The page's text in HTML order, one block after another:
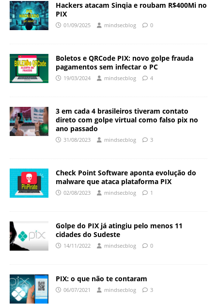
Hackers atacam Sinqia e roubam R$400Mi no
PIX
01/09/2025 mindsecblog 0
Boletos e QRCode PIX: novo golpe frauda
pagamentos sem infectar o PC
19/03/2024 mindsecblog 4
3 em cada 4 brasileiros tiveram contato
direto com golpe virtual como falso pix no
ano passado
31/08/2023 mindsecblog 3
Check Point Software aponta evolução do
malware que ataca plataforma PIX
02/08/2023 mindsecblog 1
Golpe do PIX já atingiu pelo menos 11
cidades do Sudeste
14/11/2022 mindsecblog 0
PIX: o que não te contaram
06/07/2021 mindsecblog 3